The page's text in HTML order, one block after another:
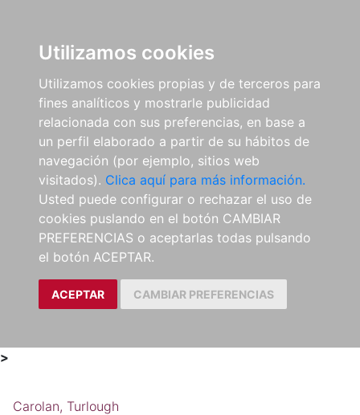
Utilizamos cookies
Utilizamos cookies propias y de terceros para
fines analíticos y mostrarle publicidad
relacionada con sus preferencias, en base a
un perfil elaborado a partir de su hábitos de
navegación (por ejemplo, sitios web
visitados). Clica aquí para más información.
Usted puede configurar o rechazar el uso de
cookies puslando en el botón CAMBIAR
PREFERENCIAS o aceptarlas todas pulsando
el botón ACEPTAR.
ACEPTAR CAMBIAR PREFERENCIAS
>
Carolan, Turlough